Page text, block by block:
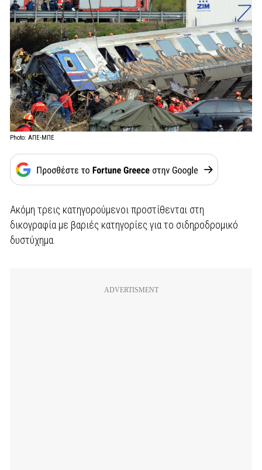
Photo: ΑΠΕ-ΜΠΕ
Ακόμη τρεις κατηγορούμενοι προστίθενται στη
δικογραφία με βαριές κατηγορίες για το σιδηροδρομικό
δυστύχημα.